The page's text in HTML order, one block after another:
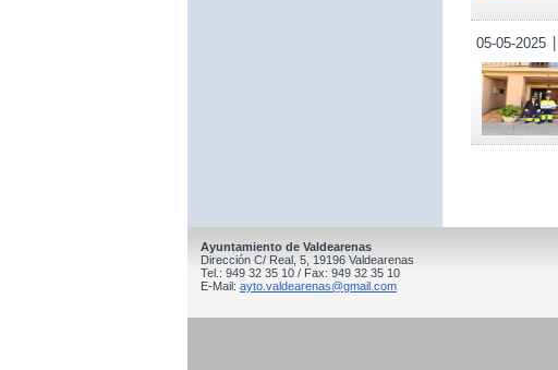
05-05-2025 |
Ayuntamiento de Valdearenas
Dirección C/ Real, 5, 19196 Valdearenas
Tel.: 949 32 35 10 / Fax: 949 32 35 10
E-Mail: ayto.valdearenas@gmail.com